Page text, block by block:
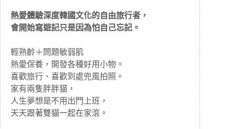
熱愛體驗深度韓國文化的自由旅行者，
會開始寫遊記只是因為怕自己忘記。
輕熟齡＋問題敏弱肌
熱愛保養，開發各種好用小物。
喜歡旅行、喜歡到處兜風拍照。
家有兩隻胖胖貓，
人生夢想是不用出門上班，
天天跟著雙貓一起在家滾。